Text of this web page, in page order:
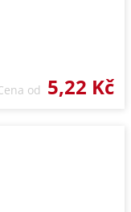
od 5,22 Kč